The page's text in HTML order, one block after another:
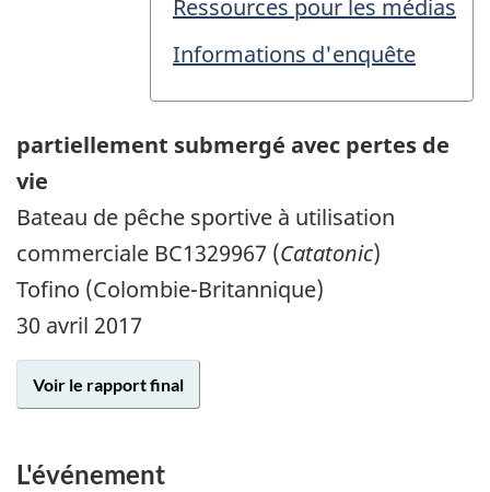
Ressources pour les médias
Informations d'enquête
partiellement submergé avec pertes de
vie
Bateau de pêche sportive à utilisation
commerciale BC1329967 (Catatonic)
Tofino (Colombie-Britannique)
30 avril 2017
Voir le rapport final
L'événement